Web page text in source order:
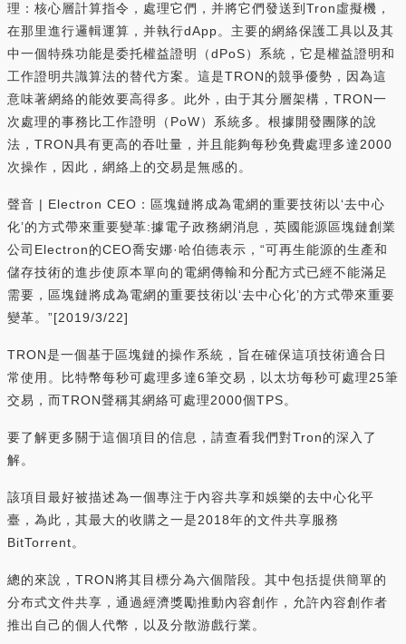
理：核心層計算指令，處理它們，并將它們發送到Tron虛擬機，
在那里進行邏輯運算，并執行dApp。主要的網絡保護工具以及其
中一個特殊功能是委托權益證明（dPoS）系統，它是權益證明和
工作證明共識算法的替代方案。這是TRON的競爭優勢，因為這
意味著網絡的能效要高得多。此外，由于其分層架構，TRON一
次處理的事務比工作證明（PoW）系統多。根據開發團隊的說
法，TRON具有更高的吞吐量，并且能夠每秒免費處理多達2000
次操作，因此，網絡上的交易是無感的。
聲音 | Electron CEO：區塊鏈將成為電網的重要技術以‘去中心
化’的方式帶來重要變革:據電子政務網消息，英國能源區塊鏈創業
公司Electron的CEO喬安娜·哈伯德表示，“可再生能源的生產和
儲存技術的進步使原本單向的電網傳輸和分配方式已經不能滿足
需要，區塊鏈將成為電網的重要技術以‘去中心化’的方式帶來重要
變革。”[2019/3/22]
TRON是一個基于區塊鏈的操作系統，旨在確保這項技術適合日
常使用。比特幣每秒可處理多達6筆交易，以太坊每秒可處理25筆
交易，而TRON聲稱其網絡可處理2000個TPS。
要了解更多關于這個項目的信息，請查看我們對Tron的深入了
解。
該項目最好被描述為一個專注于內容共享和娛樂的去中心化平
臺，為此，其最大的收購之一是2018年的文件共享服務
BitTorrent。
總的來說，TRON將其目標分為六個階段。其中包括提供簡單的
分布式文件共享，通過經濟獎勵推動內容創作，允許內容創作者
推出自己的個人代幣，以及分散游戲行業。